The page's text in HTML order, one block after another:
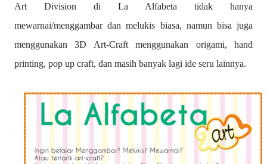
Art Division di La Alfabeta tidak hanya
mewarnai/menggambar dan melukis biasa, namun bisa juga
menggunakan 3D Art-Craft menggunakan origami, hand
printing, pop up craft, dan masih banyak lagi ide seru lainnya.